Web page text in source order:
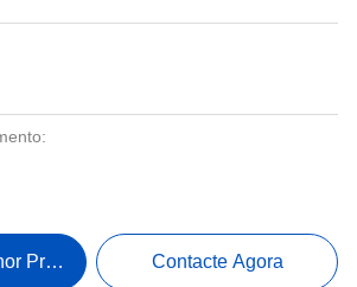
Preço Contacte Agora